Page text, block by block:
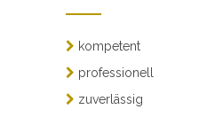
kompetent
professionell
zuverlässig